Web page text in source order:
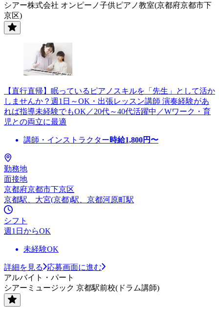
シアー株式会社 オンピーノ子供ピアノ教室(京都府京都市下
京区)
【直行直帰】眠っているピアノスキルを「先生」として活か
しませんか？週1日～OK・出張レッスン講師 演奏経験があ
れば指導未経験でもOK／20代～40代活躍中／Wワーク・育
児との両立に最適
講師・インストラクター時給1,800円〜
勤務地
面接地
京都府京都市下京区
京都駅、大宮(京都)駅、京都河原町駅
シフト
週1日からOK
未経験OK
詳細を見る
応募画面に進む
アルバイト・パート
シアーミュージック 京都駅前校(ドラム講師)